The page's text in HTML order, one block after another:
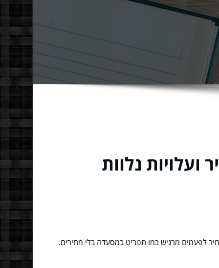
נלוות
לפעמים מרגיש כמו תפריט במסעדה בלי מחירים.